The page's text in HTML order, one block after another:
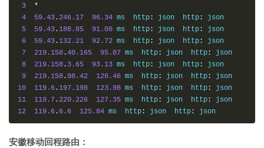
3
*
4
59.43 .246.17 96.34 ms  http : json  http :
json
5
59.43 . 188.85 91.00 ms  http : json  http :
json
6
59.43 . 132.21 92.72 ms  http : json  http :
json
7
219.158 .40.165 95.07 ms  http : json  http :
json
8
219.158 . 3.65 93.13 ms  http : json  http :
json
9
219.158 .98.42 126.46 ms  http : json  http :
10
119.6 . 197.198 123.98 ms  http : json  http :
11
119.7 .220.226 127.35 ms  http : json  http :
12
119.6 . 6.6 125.84 ms  http : json  http : json
安徽移动回程路由：